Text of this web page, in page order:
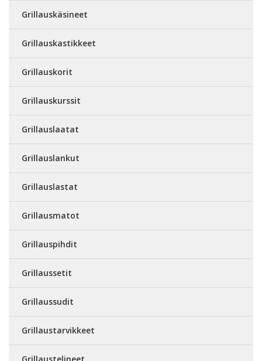
Grillauskäsineet
Grillauskastikkeet
Grillauskorit
Grillauskurssit
Grillauslaatat
Grillauslankut
Grillauslastat
Grillausmatot
Grillauspihdit
Grillaussetit
Grillaussudit
Grillaustarvikkeet
Grillaustelineet